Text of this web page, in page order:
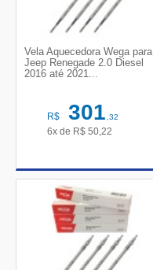
Vela Aquecedora Wega para
Jeep Renegade 2.0 Diesel
2016 até 2021...
R$ 301,32
6x de R$ 50,22